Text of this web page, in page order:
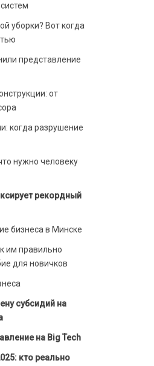
уборки? Вот когда
представление
от
когда разрушение
нужно человеку
рекордный
бизнеса в Минске
им правильно
для новичков
субсидий на
на Big Tech
кто реально